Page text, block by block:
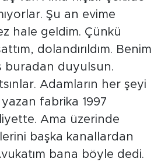
Şu an evime
hale geldim. Çünkü
dolandırıldım. Benim
buradan duyulsun.
Adamların her şeyi
fabrika 1997
Ama üzerinde
başka kanallardan
bana böyle dedi.